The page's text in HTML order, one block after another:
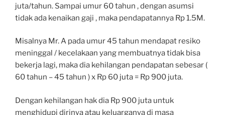
juta/tahun. Sampai umur 60 tahun , dengan asumsi
tidak ada kenaikan gaji , maka pendapatannya Rp 1.5M.
Misalnya Mr. A pada umur 45 tahun mendapat resiko
meninggal / kecelakaan yang membuatnya tidak bisa
bekerja lagi, maka dia kehilangan pendapatan sebesar (
60 tahun – 45 tahun ) x Rp 60 juta = Rp 900 juta.
Dengan kehilangan hak dia Rp 900 juta untuk
menghidupi dirinya atau keluarganya di masa